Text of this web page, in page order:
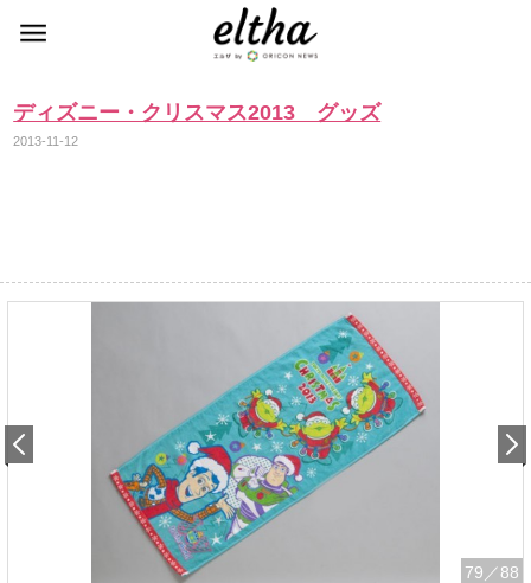
ディズニー・クリスマス2013 グッズ
2013-11-12
79 ／88